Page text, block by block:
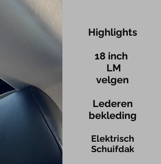
Highlights
18 inch
LM
velgen
Lederen
bekleding
Elektrisch
Schuifdak